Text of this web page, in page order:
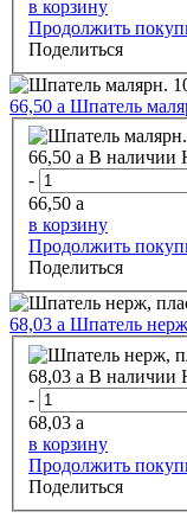
в корзину
Продолжить
Поделиться
66,50 a Шпатель
66,50 a В наличии
-
66,50 a
в корзину
Продолжить
Поделиться
68,03 a Шпатель
68,03 a В наличии
-
68,03 a
в корзину
Продолжить
Поделиться